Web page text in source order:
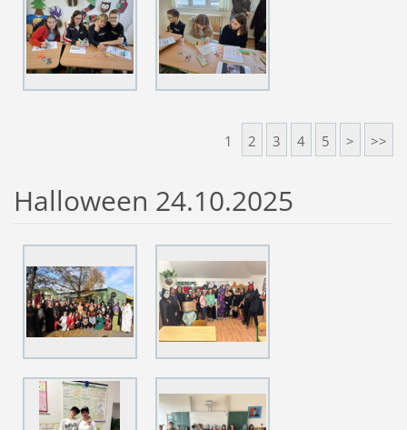
1 2 3 4 5 > >>
Halloween 24.10.2025